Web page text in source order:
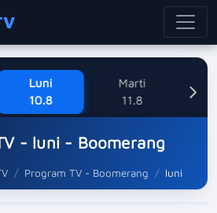
Luni
10.8
Marti
11.8
- luni - Boomerang
Program TV - Boomerang luni